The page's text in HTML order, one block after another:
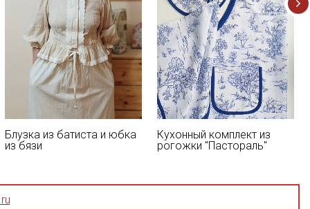
Блузка из батиста и юбка
из бязи
Кухонный комплект из
рогожки "Пастораль"